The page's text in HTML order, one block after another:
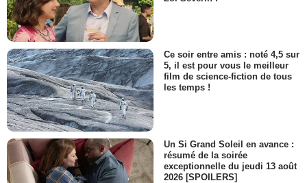
Ce soir entre amis : noté 4,5 sur
5, il est pour vous le meilleur
film de science-fiction de tous
les temps !
Un Si Grand Soleil en avance :
résumé de la soirée
exceptionnelle du jeudi 13 août
2026 [SPOILERS]